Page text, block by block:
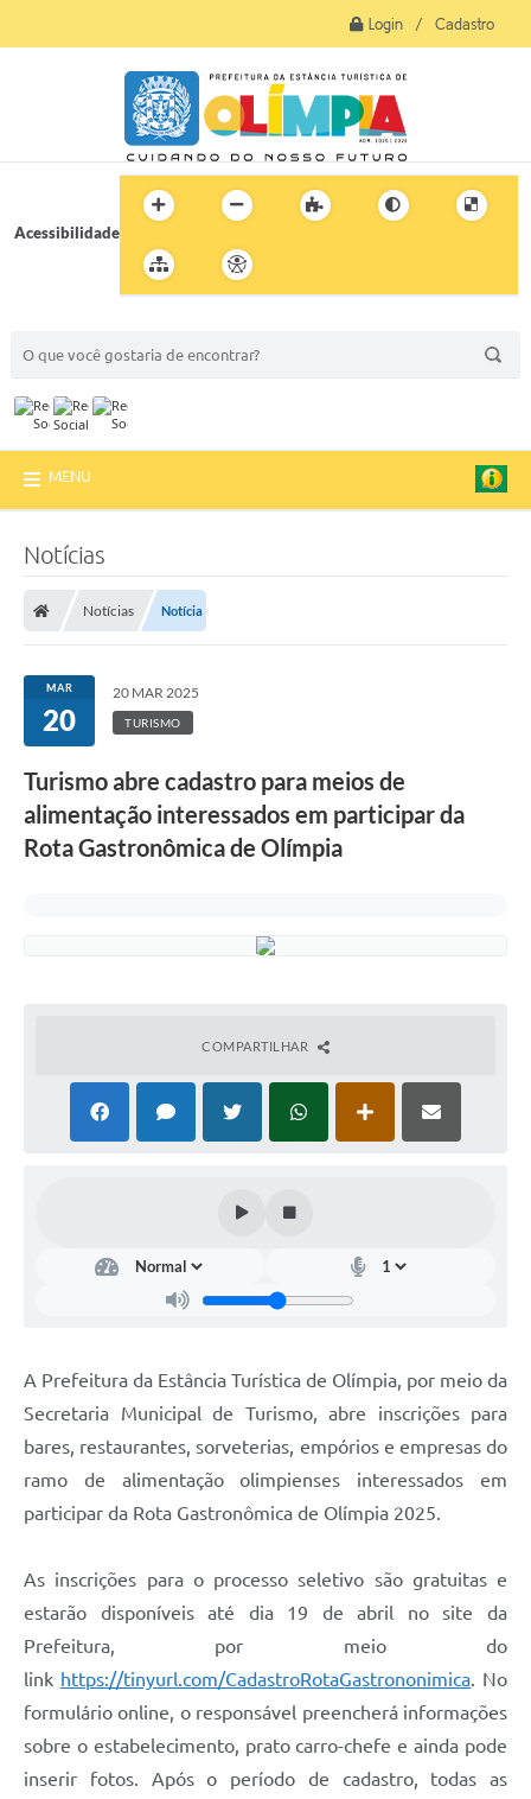
Login / Cadastro
Acessibilidade
MENU
Notícias
Notícias Notícia
MAR
20
20 MAR 2025
TURISMO
Turismo abre cadastro para meios de
alimentação interessados em participar da
Rota Gastronômica de Olímpia
COMPARTILHAR
A Prefeitura da Estância Turística de Olímpia, por meio da
Secretaria Municipal de Turismo, abre inscrições para
bares, restaurantes, sorveterias, empórios e empresas do
ramo de alimentação olimpienses interessados em
participar da Rota Gastronômica de Olímpia 2025.
As inscrições para o processo seletivo são gratuitas e
estarão disponíveis até dia 19 de abril no site da
Prefeitura, por meio do
link https://tinyurl.com/CadastroRotaGastrononimica. No
formulário online, o responsável preencherá informações
sobre o estabelecimento, prato carro-chefe e ainda pode
inserir fotos. Após o período de cadastro, todas as